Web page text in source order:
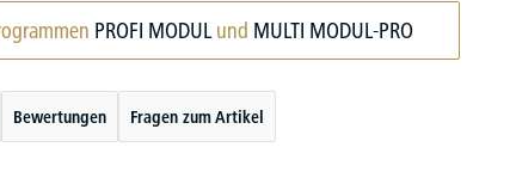
PROFI MODULund MULTI MODUL-PRO
Bewertungen Fragen zum Artikel